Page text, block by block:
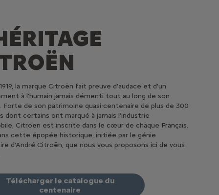
la marque Citroën fait preuve d'audace et d'un
à l'humain jamais démenti tout au long de son
Forte de son patrimoine quasi-centenaire de plus de 300
dont certains ont marqué à jamais l'industrie
Citroën est inscrite dans le cœur de chaque Français.
cette épopée historique, initiée par le génie
d'André Citroën, que nous vous proposons ici de vous
Télécharger le catalogue du
centenaire